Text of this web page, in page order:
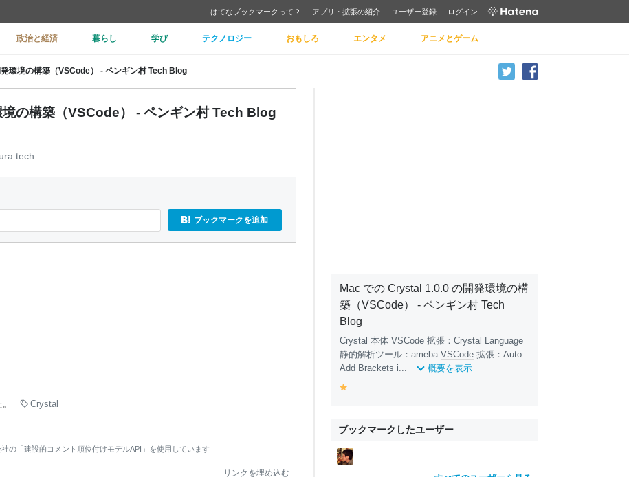
はてなブックマークって？ アプリ・拡張の紹介 ユーザー登録 ログイン
政治と経済 暮らし 学び テクノロジー おもしろ エンタメ アニメとゲーム
環境の構築（VSCode） - ペンギン村 Tech Blog
の構築（VSCode） - ペンギン村 Tech Blog
ブックマークを追加
Crystal
の「建設的コメント順位付けモデルAPI」を使用しています
リンクを埋め込む
Mac での Crystal 1.0.0 の開発環境の構
築（VSCode） - ペンギン村 Tech
Blog
Crystal 本体 VSCode 拡張：Crystal Language
静的解析ツール：ameba VSCode 拡張：Auto
Add Brackets i...
概要を表示
o
ブックマークしたユーザー